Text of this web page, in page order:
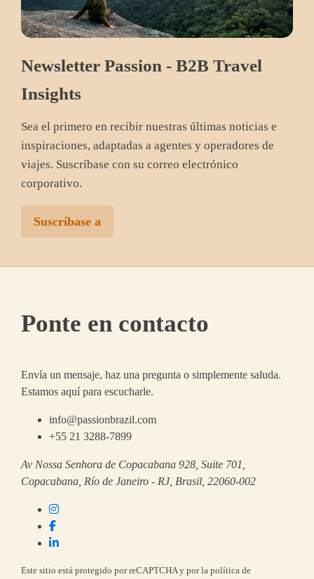
Newsletter Passion - B2B Travel
Insights
Sea el primero en recibir nuestras últimas noticias e
inspiraciones, adaptadas a agentes y operadores de
viajes. Suscríbase con su correo electrónico
corporativo.
Suscríbase a
Ponte en contacto
Envía un mensaje, haz una pregunta o simplemente saluda.
Estamos aquí para escucharle.
info@passionbrazil.com
+55 21 3288-7899
Av Nossa Senhora de Copacabana 928, Suite 701,
Copacabana, Río de Janeiro - RJ, Brasil, 22060-002
Este sitio está protegido por reCAPTCHA y por la política de